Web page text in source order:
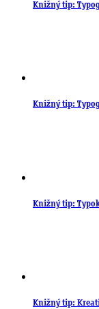
Knižný tip:
Knižný tip:
Knižný tip:
Knižný tip: